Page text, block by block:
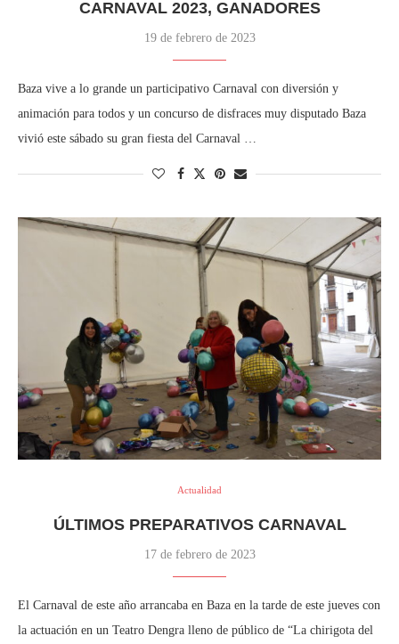
CARNAVAL 2023, GANADORES
19 de febrero de 2023
Baza vive a lo grande un participativo Carnaval con diversión y
animación para todos y un concurso de disfraces muy disputado Baza
vivió este sábado su gran fiesta del Carnaval …
Actualidad
ÚLTIMOS PREPARATIVOS CARNAVAL
17 de febrero de 2023
El Carnaval de este año arrancaba en Baza en la tarde de este jueves con
la actuación en un Teatro Dengra lleno de público de “La chirigota del